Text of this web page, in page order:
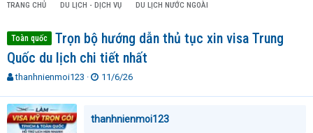
TRANG CHỦ DU LỊCH - DỊCH VỤ DU LỊCH NƯỚC NGOÀI
Toàn quốc
Trọn bộ hướng dẫn thủ tục xin visa Trung
Quốc du lịch chi tiết nhất
T
r
e
a
thanhnienmoi123
N
y
11/6/26
thanhnienmoi123